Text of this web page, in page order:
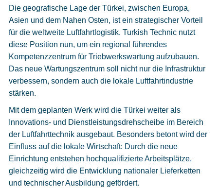
Die geografische Lage der Türkei, zwischen Europa,
Asien und dem Nahen Osten, ist ein strategischer Vorteil
für die weltweite Luftfahrtlogistik. Turkish Technic nutzt
diese Position nun, um ein regional führendes
Kompetenzzentrum für Triebwerkswartung aufzubauen.
Das neue Wartungszentrum soll nicht nur die Infrastruktur
verbessern, sondern auch die lokale Luftfahrtindustrie
stärken.
Mit dem geplanten Werk wird die Türkei weiter als
Innovations- und Dienstleistungsdrehscheibe im Bereich
der Luftfahrttechnik ausgebaut. Besonders betont wird der
Einfluss auf die lokale Wirtschaft: Durch die neue
Einrichtung entstehen hochqualifizierte Arbeitsplätze,
gleichzeitig wird die Entwicklung nationaler Lieferketten
und technischer Ausbildung gefördert.